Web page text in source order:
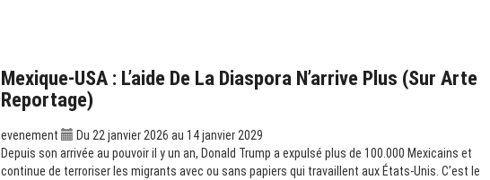
Mexique-USA : L’aide De La Diaspora N’arrive Plus (sur Arte
Reportage)
evenement
Du 22 janvier 2026 au 14 janvier 2029
Depuis son arrivée au pouvoir il y un an, Donald Trump a expulsé plus de 100.000 Mexicains et
continue de terroriser les migrants avec ou sans papiers qui travaillent aux États-Unis. C’est le